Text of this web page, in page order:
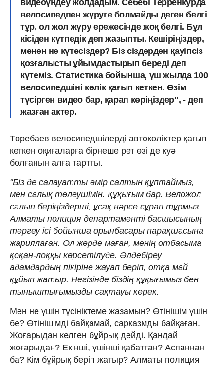
видеоүндеу жолдадым. Себебі Терренкурда
велосипедпен жүруге болмайды деген белгі
тұр, ол жол жүру ережесінде жоқ белгі. Бұл
кісіден күтпедік деп жазыпты. Кешіріңіздер,
менен не күтесіздер? Біз сіздерден қауіпсіз
қозғалысты ұйымдастырып береді деп
күтеміз. Статистика бойынша, үш жылда 100
велосипедшіні көлік қағып кеткен. Өзім
түсірген видео бар, қарап көріңіздер", - деп
жазған актер.
Төребаев велосипедшілерді автокөліктер қағып
кеткен оқиғаларға бірнеше рет өзі де куә
болғанын алға тартты.
"Біз де салауатты өмір салтын құптаймыз,
мен салық төлеушімін. Құқығым бар. Веложол
салып беріңіздерші, ұсақ нәрсе сұрап тұрмыз.
Алматы полиция департаменті басшысының
тергеу ісі бойынша орынбасары парақшасына
жариялаған. Ол жерде маған, менің отбасыма
қоқан-лоққы көрсетілуде. Әлдебіреу
адамдардың пікіріне жауап беріп, отқа май
құйып жатыр. Негізінде біздің құқығымыз бен
тыныштығымызды сақтауы керек.
Мен не үшін түсініктеме жазамын? Өтінішім үшін
бе? Өтінішімді байқамай, сарказмды байқаған.
Жоғарыдан келген бұйрық дейді. Қандай
жоғарыдан? Екінші, үшінші қабаттан? Аспаннан
ба? Кім бұйрық беріп жатыр? Алматы полиция